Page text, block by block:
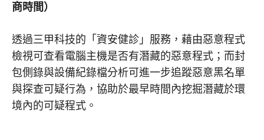
商時間）
透過三甲科技的「資安健診」服務，藉由惡意程式
檢視可查看電腦主機是否有潛藏的惡意程式；而封
包側錄與設備紀錄檔分析可進一步追蹤惡意黑名單
與探查可疑行為，協助於最早時間內挖掘潛藏於環
境內的可疑程式。